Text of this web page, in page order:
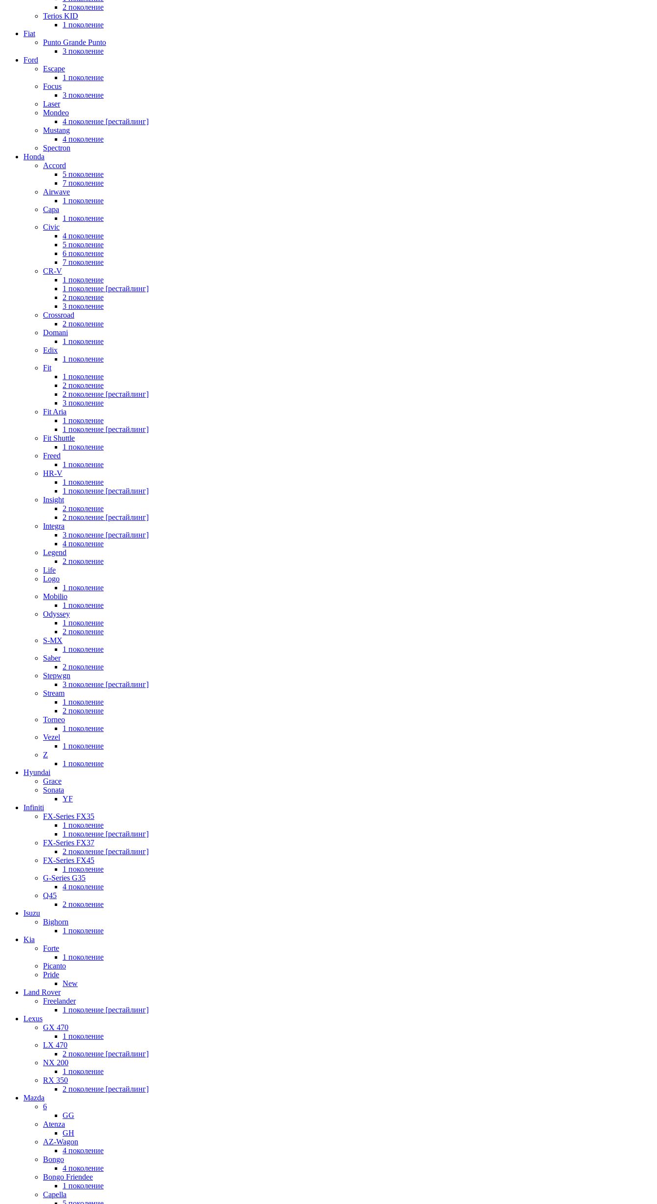
2 поколение
Terios KID
1 поколение
Fiat
Punto Grande Punto
3 поколение
Ford
Escape
1 поколение
Focus
3 поколение
Laser
Mondeo
4 поколение [рестайлинг]
Mustang
4 поколение
Spectron
Honda
Accord
5 поколение
7 поколение
Airwave
1 поколение
Capa
1 поколение
Civic
4 поколение
5 поколение
6 поколение
7 поколение
CR-V
1 поколение
1 поколение [рестайлинг]
2 поколение
3 поколение
Crossroad
2 поколение
Domani
1 поколение
Edix
1 поколение
Fit
1 поколение
2 поколение
2 поколение [рестайлинг]
3 поколение
Fit Aria
1 поколение
1 поколение [рестайлинг]
Fit Shuttle
1 поколение
Freed
1 поколение
HR-V
1 поколение
1 поколение [рестайлинг]
Insight
2 поколение
2 поколение [рестайлинг]
Integra
3 поколение [рестайлинг]
4 поколение
Legend
2 поколение
Life
Logo
1 поколение
Mobilio
1 поколение
Odyssey
1 поколение
2 поколение
S-MX
1 поколение
Saber
2 поколение
Stepwgn
3 поколение [рестайлинг]
Stream
1 поколение
2 поколение
Torneo
1 поколение
Vezel
1 поколение
Z
1 поколение
Hyundai
Grace
Sonata
YF
Infiniti
FX-Series FX35
1 поколение
1 поколение [рестайлинг]
FX-Series FX37
2 поколение [рестайлинг]
FX-Series FX45
1 поколение
G-Series G35
4 поколение
Q45
2 поколение
Isuzu
Bighorn
1 поколение
Kia
Forte
1 поколение
Picanto
Pride
New
Land Rover
Freelander
1 поколение [рестайлинг]
Lexus
GX 470
1 поколение
LX 470
2 поколение [рестайлинг]
NX 200
1 поколение
RX 350
2 поколение [рестайлинг]
Mazda
6
GG
Atenza
GH
AZ-Wagon
4 поколение
Bongo
4 поколение
Bongo Friendee
1 поколение
Capella